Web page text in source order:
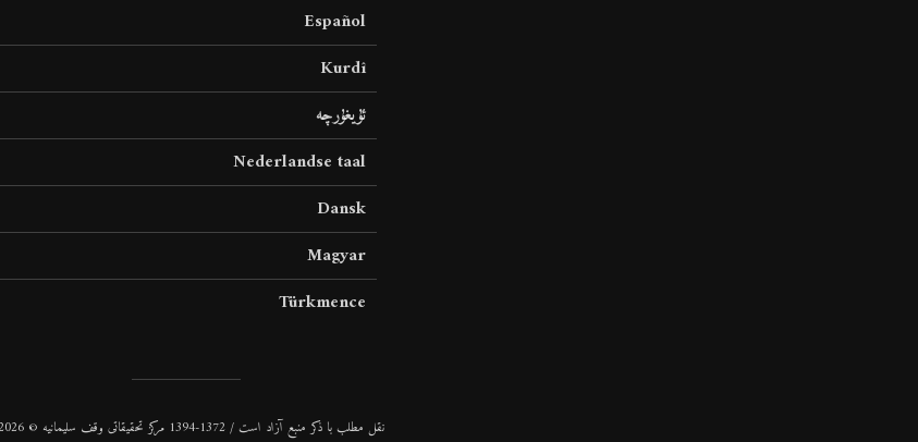
Español
Kurdî
ئۇيغۇرچە
Nederlandse taal
Dansk
Magyar
Türkmence
نقل مطلب با ذكر منبع آزاد است / 1372-1394 مركز تحقیقاتی وقف سلیمانیه © 2026 ·